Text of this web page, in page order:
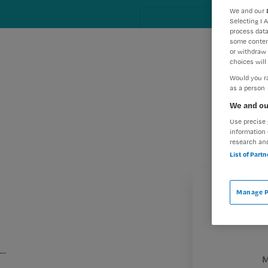
…
We and our
Selecting I
process
some
or withdraw
choices will
Would you
as a person
We and
Use
information
research
List of
Manage